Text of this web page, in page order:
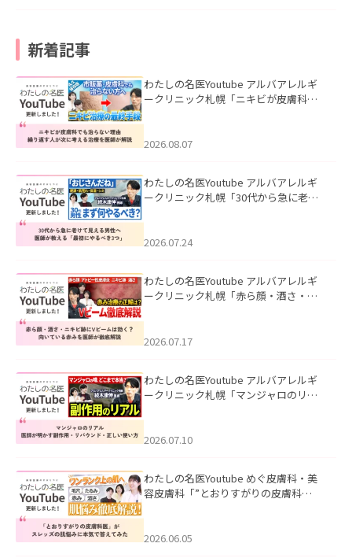
新着記事
わたしの名医Youtube アルバアレルギ
ークリニック札幌「ニキビが皮膚科で
ました。
2026.08.07
わたしの名医Youtube アルバアレルギ
ークリニック札幌「30代から急に老け
た。
2026.07.24
わたしの名医Youtube アルバアレルギ
ークリニック札幌「赤ら顔・酒さ・ニ
した。
2026.07.17
わたしの名医Youtube アルバアレルギ
ークリニック札幌「マンジャロのリア
た。
2026.07.10
わたしの名医Youtube めぐ皮膚科・美
容皮膚科「”とおりすがりの皮膚科
2026.06.05